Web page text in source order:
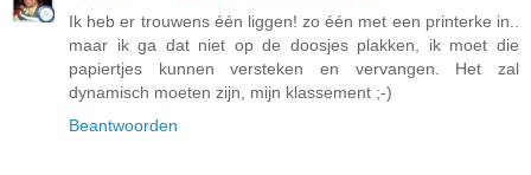
Ik heb er trouwens één liggen! zo één met een printerke in..
maar ik ga dat niet op de doosjes plakken, ik moet die
papiertjes kunnen versteken en vervangen. Het zal
dynamisch moeten zijn, mijn klassement ;-)
Beantwoorden